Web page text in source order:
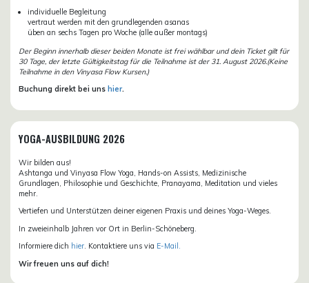
individuelle Begleitung
vertraut werden mit den grundlegenden asanas
üben an sechs Tagen pro Woche (alle außer montags)
Der Beginn innerhalb dieser beiden Monate ist frei wählbar und dein Ticket gilt für
30 Tage, der letzte Gültigkeitstag für die Teilnahme ist der 31. August 2026.(Keine
Teilnahme in den Vinyasa Flow Kursen.)
Buchung direkt bei uns hier.
YOGA-AUSBILDUNG 2026
Wir bilden aus!
Ashtanga und Vinyasa Flow Yoga, Hands-on Assists, Medizinische
Grundlagen, Philosophie und Geschichte, Pranayama, Meditation und vieles
mehr.
Vertiefen und Unterstützen deiner eigenen Praxis und deines Yoga-Weges.
In zweieinhalb Jahren vor Ort in Berlin-Schöneberg.
Informiere dich hier. Kontaktiere uns via E-Mail.
Wir freuen uns auf dich!